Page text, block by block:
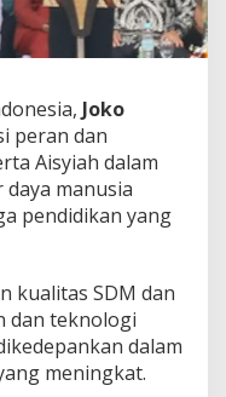
Joko
peran dan
Aisyiah dalam
manusia
pendidikan yang
kualitas SDM dan
dan teknologi
dalam
meningkat.